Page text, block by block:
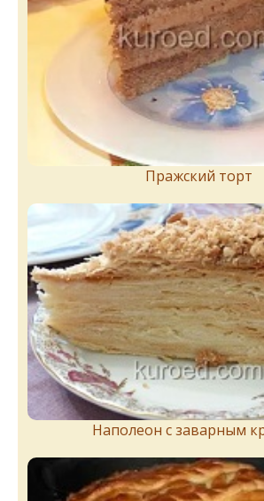
Пражский торт
Наполеон с заварным